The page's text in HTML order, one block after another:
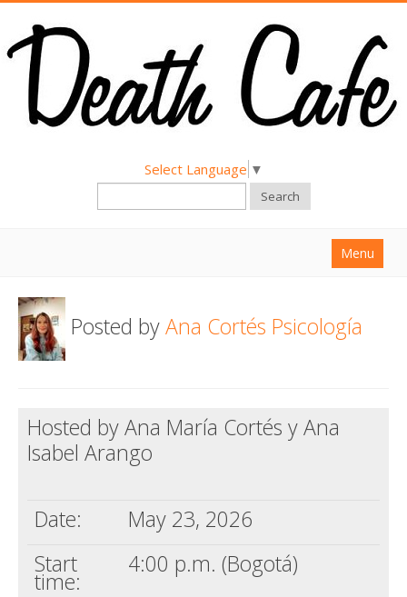
Select Language ▼
Search
Menu
About
Find a Death Cafe
Death conversation
Support us
Login
Posted byAna Cortés Psicología
Hosted by Ana María Cortés y Ana
Isabel Arango
Date:
May 23, 2026
Start
time:
4:00 p.m. (Bogotá)